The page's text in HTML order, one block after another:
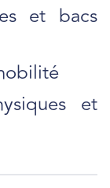
et bacs
et